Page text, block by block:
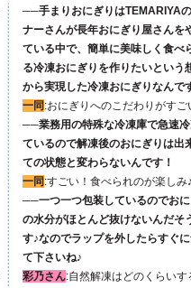
──手まりおにぎりはTEMARIYA
ナーさんが長年おにぎり屋さんを
ている中で、簡単に美味しく食べ
る冷凍おにぎりを作りたいという
から実現した冷凍おにぎりなんで
一同 :おにぎりへのこだわりがすご
──業務用の特殊な冷凍庫で急速
ているので解凍後のおにぎりは出
ての状態と変わらないんです！
一同 :すごい！食べられのが楽しみ
──一つ一つ包装しているのでお
の水分がほとんど抜けないんだそ
す♪なのでラップを外したらすぐ
て下さいね♪
彩乃さん:自然解凍はどのくらいす